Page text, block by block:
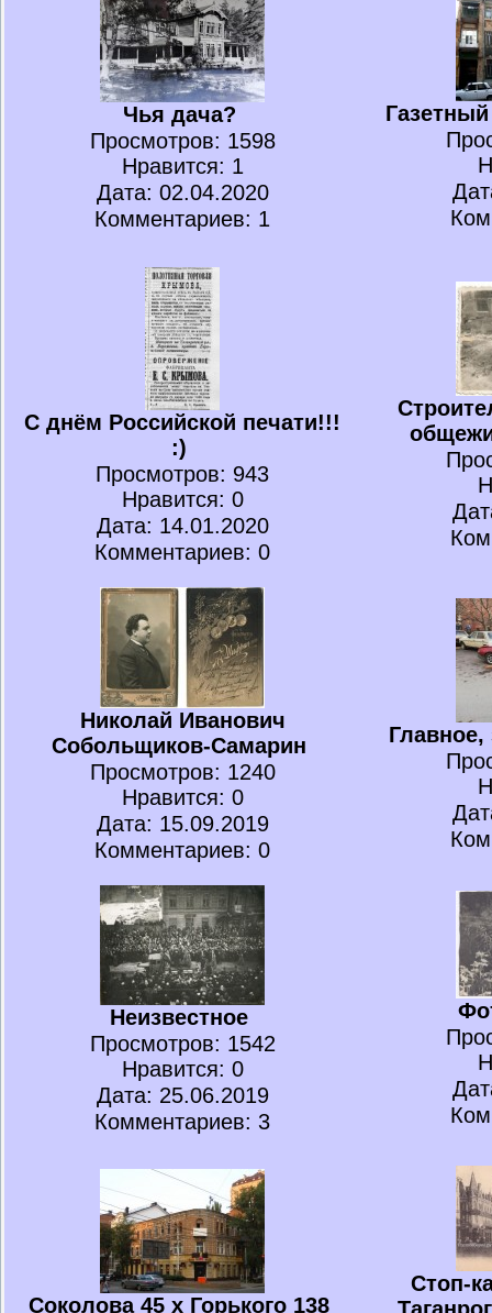
Чья дача?
Просмотров: 1598
Нравится: 1
Дата: 02.04.2020
Комментариев: 1
С днём Российской печати!!!
:)
Просмотров: 943
Нравится: 0
Дата: 14.01.2020
Комментариев: 0
Николай Иванович
Собольщиков-Самарин
Просмотров: 1240
Нравится: 0
Дата: 15.09.2019
Комментариев: 0
Неизвестное
Просмотров: 1542
Нравится: 0
Дата: 25.06.2019
Комментариев: 3
Соколова 45 х Горького 138
Стоп-